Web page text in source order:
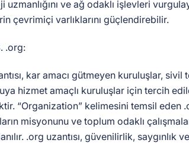
uzmanlığını ve ağ odaklı işlevleri
çevrimiçi varlıklarını güçlendirebilir.
.org:
kar amacı gütmeyen kuruluşlar,
hizmet amaçlı kuruluşlar için tercih
“Organization” kelimesini temsil eden
misyonunu ve toplum odaklı
.org uzantısı, güvenilirlik, saygınlık